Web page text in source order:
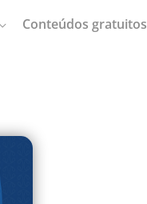
Conteúdos gratuitos